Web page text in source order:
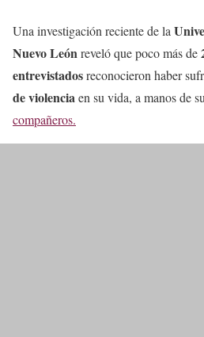
Una investigación reciente de la
Nuevo León reveló que poco más de
entrevistadosreconocieron haber
de violencia en su vida, a manos de
compañeros.